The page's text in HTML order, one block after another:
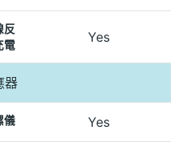
反
電
Yes
器
儀 Yes